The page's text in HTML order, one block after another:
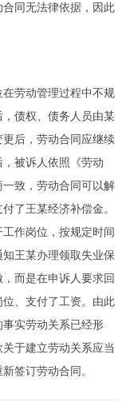
同无法律依据，因此
劳动管理过程中不规
债权、债务人员由某
后，劳动合同应继续
被诉人依照《劳动
致，劳动合同可以解
了王某经济补偿金。
作岗位，按规定时间
王某办理领取失业保
而是在申诉人要求回
、支付了工资。由此
实劳动关系已经形
于建立劳动关系应当
签订劳动合同。